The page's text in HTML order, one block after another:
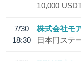
10,000
7/30
18:30
株式会社モ
日本円ステ
7/29
SBI VCトレ